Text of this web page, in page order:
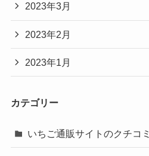
2023年3月
2023年2月
2023年1月
カテゴリー
いちご通販サイトのクチコミ